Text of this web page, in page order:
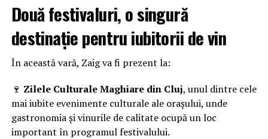
Două festivaluri, o singură
destinație pentru iubitorii de vin
În această vară, Zaig va fi prezent la:
🍷 Zilele Culturale Maghiare din Cluj, unul dintre cele
mai iubite evenimente culturale ale orașului, unde
gastronomia și vinurile de calitate ocupă un loc
important în programul festivalului.